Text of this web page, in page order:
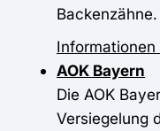
Backenzähne.
Informationen
AOK Bayern
Die AOK
Versiegelung